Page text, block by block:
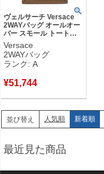
ヴェルサーチ Versace
2WAYバッグ オールオー
バー スモール トートバ
ッグ コットン ポリエス
テル レザー ブラウン ゴ
ールド金具 ロゴ 総柄 ハ
ンドバッグ ショルダー
美品
Versace
2WAYバッグ
ランク: A
¥51,744
並び替え 人気順 新着順
最近見た商品